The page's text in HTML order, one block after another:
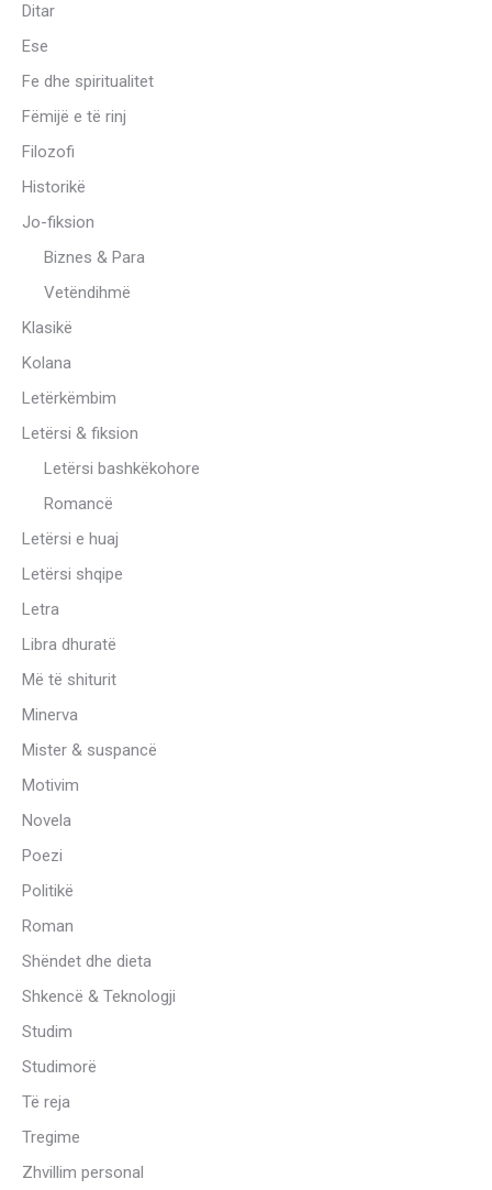
Ditar
Ese
Fe dhe spiritualitet
Fëmijë e të rinj
Filozofi
Historikë
Jo-fiksion
Biznes & Para
Vetëndihmë
Klasikë
Kolana
Letërkëmbim
Letërsi & fiksion
Letërsi bashkëkohore
Romancë
Letërsi e huaj
Letërsi shqipe
Letra
Libra dhuratë
Më të shiturit
Minerva
Mister & suspancë
Motivim
Novela
Poezi
Politikë
Roman
Shëndet dhe dieta
Shkencë & Teknologji
Studim
Studimorë
Të reja
Tregime
Zhvillim personal